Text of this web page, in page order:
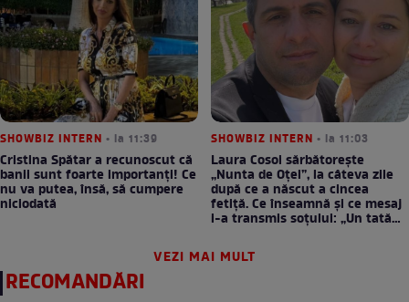
SHOWBIZ INTERN • la 11:39
Cristina Spătar a recunoscut că
banii sunt foarte importanți! Ce
nu va putea, însă, să cumpere
niciodată
SHOWBIZ INTERN • la 11:03
Laura Cosoi sărbătorește
„Nunta de Oțel”, la câteva zile
după ce a născut a cincea
fetiță. Ce înseamnă și ce mesaj
i-a transmis soțului: „Un tată
VEZI MAI MULT
RECOMANDĂRI